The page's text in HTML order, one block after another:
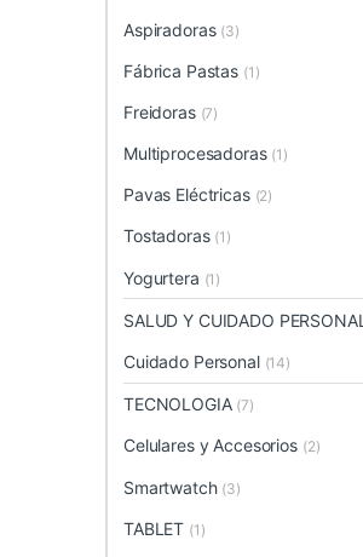
Aspiradoras (3)
Fábrica Pastas (1)
Freidoras (7)
Multiprocesadoras (1)
Pavas Eléctricas (2)
Tostadoras (1)
Yogurtera (1)
SALUD Y CUIDADO PERSONAL
Cuidado Personal (14)
TECNOLOGIA (7)
Celulares y Accesorios (2)
Smartwatch (3)
TABLET (1)